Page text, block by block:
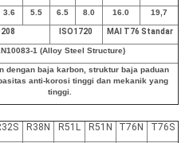
3.6 5.5 6.5 8.0 16.0 19,7
ISO1720 MAI T76 Standar
1 (Alloy Steel Structure)
dengan baja karbon, struktur baja paduan
anti-korosi tinggi dan mekanik yang
tinggi.
R38N R51L R51N T76N
T76S